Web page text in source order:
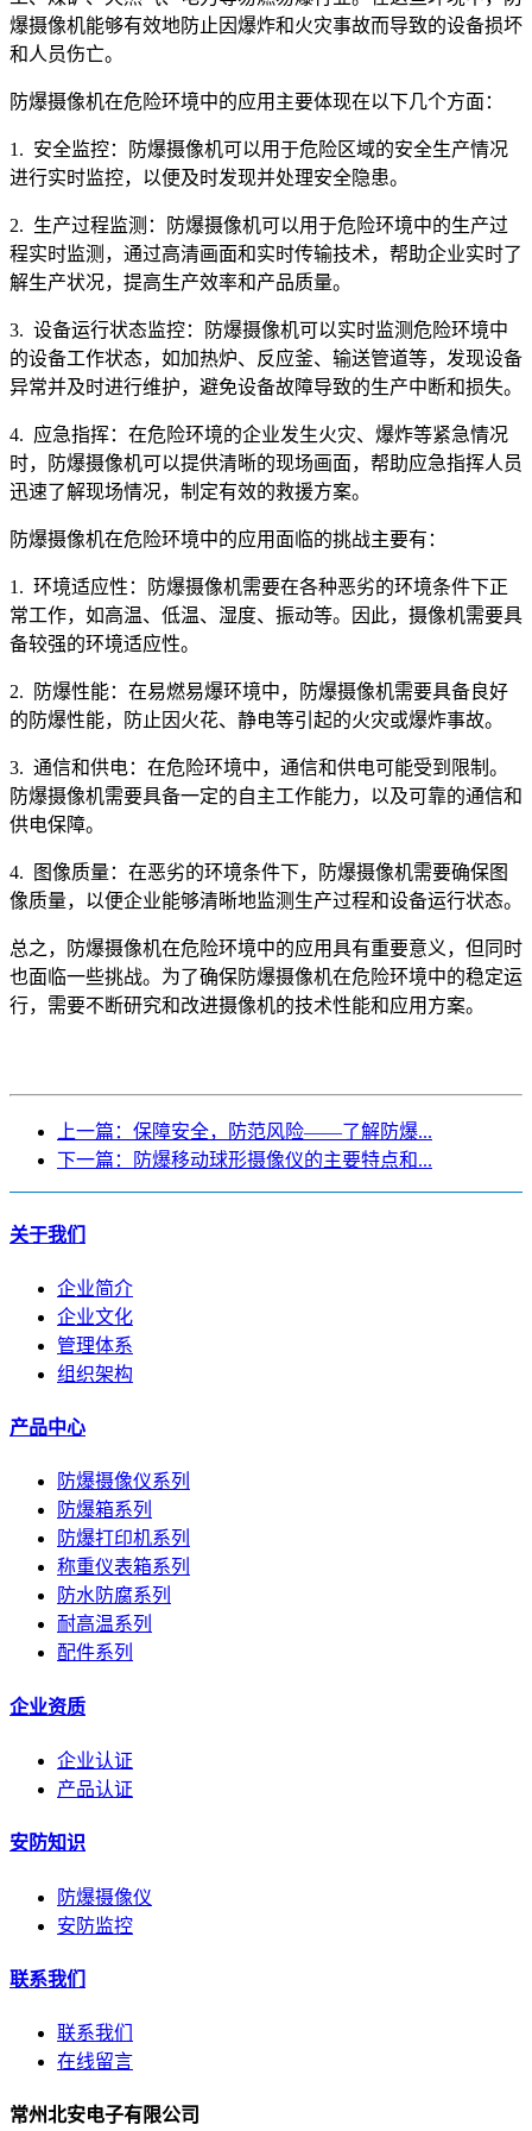
爆摄像机能够有效地防止因爆炸和火灾事故而导致的设备损坏
和人员伤亡。
防爆摄像机在危险环境中的应用主要体现在以下几个方面：
1. 安全监控：防爆摄像机可以用于危险区域的安全生产情况
进行实时监控，以便及时发现并处理安全隐患。
2. 生产过程监测：防爆摄像机可以用于危险环境中的生产过
程实时监测，通过高清画面和实时传输技术，帮助企业实时了
解生产状况，提高生产效率和产品质量。
3. 设备运行状态监控：防爆摄像机可以实时监测危险环境中
的设备工作状态，如加热炉、反应釜、输送管道等，发现设备
异常并及时进行维护，避免设备故障导致的生产中断和损失。
4. 应急指挥：在危险环境的企业发生火灾、爆炸等紧急情况
时，防爆摄像机可以提供清晰的现场画面，帮助应急指挥人员
迅速了解现场情况，制定有效的救援方案。
防爆摄像机在危险环境中的应用面临的挑战主要有：
1. 环境适应性：防爆摄像机需要在各种恶劣的环境条件下正
常工作，如高温、低温、湿度、振动等。因此，摄像机需要具
备较强的环境适应性。
2. 防爆性能：在易燃易爆环境中，防爆摄像机需要具备良好
的防爆性能，防止因火花、静电等引起的火灾或爆炸事故。
3. 通信和供电：在危险环境中，通信和供电可能受到限制。
防爆摄像机需要具备一定的自主工作能力，以及可靠的通信和
供电保障。
4. 图像质量：在恶劣的环境条件下，防爆摄像机需要确保图
像质量，以便企业能够清晰地监测生产过程和设备运行状态。
总之，防爆摄像机在危险环境中的应用具有重要意义，但同时
也面临一些挑战。为了确保防爆摄像机在危险环境中的稳定运
行，需要不断研究和改进摄像机的技术性能和应用方案。
上一篇：保障安全，防范风险——了解防爆...
下一篇：防爆移动球形摄像仪的主要特点和...
关于我们
企业简介
企业文化
管理体系
组织架构
产品中心
防爆摄像仪系列
防爆箱系列
防爆打印机系列
称重仪表箱系列
防水防腐系列
耐高温系列
配件系列
企业资质
企业认证
产品认证
安防知识
防爆摄像仪
安防监控
联系我们
联系我们
在线留言
常州北安电子有限公司